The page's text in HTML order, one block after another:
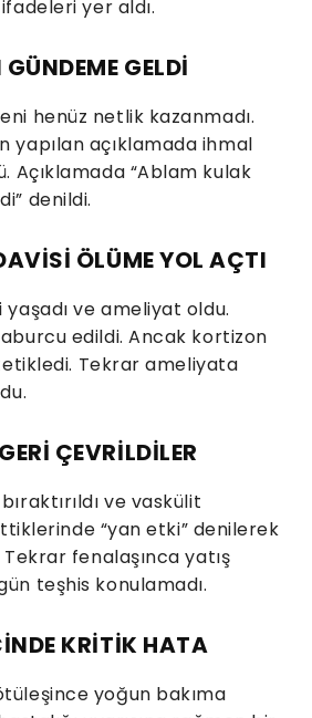
yer aldı.
GELDİ
henüz netlik kazanmadı.
yapılan açıklamada ihmal
Açıklamada “Ablam kulak
denildi.
ÖLÜME YOL AÇTI
yaşadı ve ameliyat oldu.
edildi. Ancak kortizon
Tekrar ameliyata
ÇEVRİLDİLER
ve vaskülit
“yan etki” denilerek
fenalaşınca yatış
teşhis konulamadı.
KRİTİK HATA
yoğun bakıma